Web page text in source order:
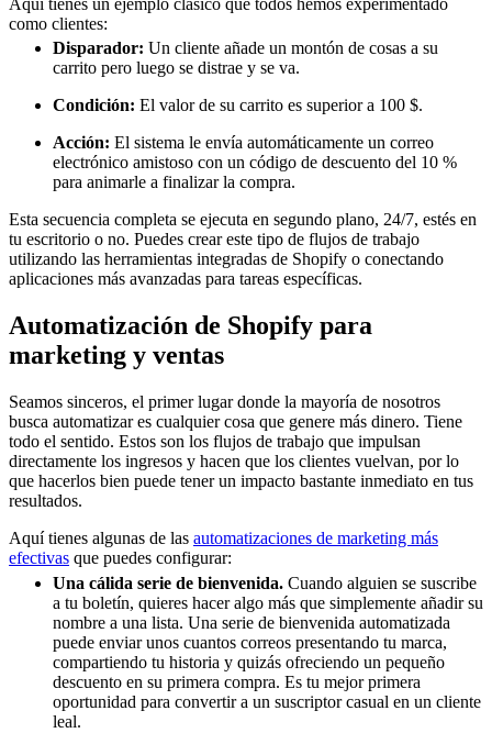
como clientes:
Disparador: Un cliente añade un montón de cosas a su
carrito pero luego se distrae y se va.
Condición: El valor de su carrito es superior a 100 $.
Acción: El sistema le envía automáticamente un correo
electrónico amistoso con un código de descuento del 10 %
para animarle a finalizar la compra.
Esta secuencia completa se ejecuta en segundo plano, 24/7, estés en
tu escritorio o no. Puedes crear este tipo de flujos de trabajo
utilizando las herramientas integradas de Shopify o conectando
aplicaciones más avanzadas para tareas específicas.
Automatización de Shopify para
marketing y ventas
Seamos sinceros, el primer lugar donde la mayoría de nosotros
busca automatizar es cualquier cosa que genere más dinero. Tiene
todo el sentido. Estos son los flujos de trabajo que impulsan
directamente los ingresos y hacen que los clientes vuelvan, por lo
que hacerlos bien puede tener un impacto bastante inmediato en tus
resultados.
Aquí tienes algunas de las automatizaciones de marketing más
efectivas que puedes configurar:
Una cálida serie de bienvenida. Cuando alguien se suscribe
a tu boletín, quieres hacer algo más que simplemente añadir su
nombre a una lista. Una serie de bienvenida automatizada
puede enviar unos cuantos correos presentando tu marca,
compartiendo tu historia y quizás ofreciendo un pequeño
descuento en su primera compra. Es tu mejor primera
oportunidad para convertir a un suscriptor casual en un cliente
leal.